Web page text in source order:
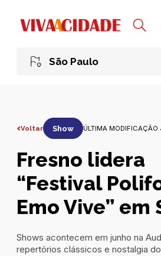
São Paulo
Voltar Show ÚLTIMA
Fresno lidera
“Festival
Emo Vive” em
Shows acontecem em junho na
repertórios clássicos e nostalgia